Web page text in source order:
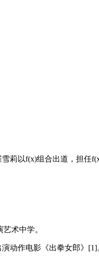
莉以f(x)组合出道，担任
术中学。
动作电影《出拳女郎》